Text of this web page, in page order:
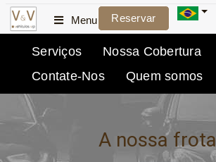
Menu Reservar
Serviços Nossa Cobertura
Contate-Nos
Quem somos
A nossa frota